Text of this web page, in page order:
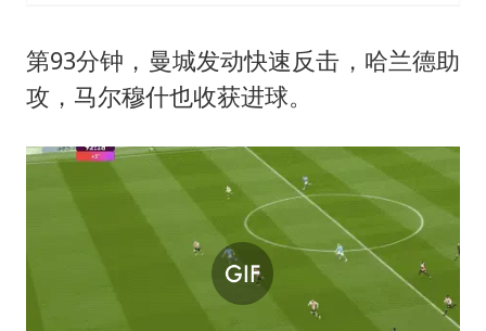
第93分钟，曼城发动快速反击，哈兰德助
攻，马尔穆什也收获进球。